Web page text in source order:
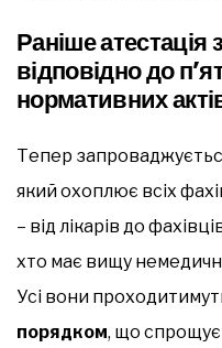
Раніше
відповідно до
нормативних
Тепер
який охоплює всіх
– від лікарів до
хто має вищу
Усі вони
порядком, що спрощує